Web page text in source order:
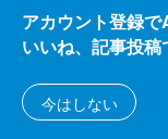
クリプ
いま頑張
い方初心者
Konbu
アカウント登録で
いいね、記事投
今はしない